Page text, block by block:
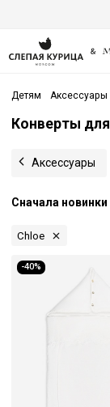
Детям Аксессуары
Конверты
Аксессуары
Сначала новинки
Chloe
-40%